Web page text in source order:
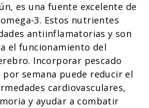
es una fuente excelente de
3. Estos nutrientes
antiinflamatorias y son
el funcionamiento del
Incorporar pescado
por semana puede reducir el
cardiovasculares,
y ayudar a combatir